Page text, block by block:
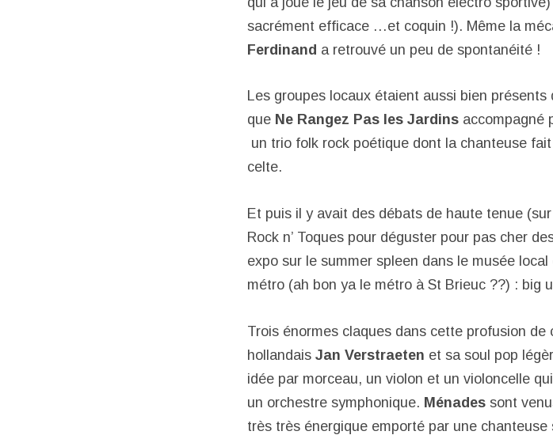
sacrément efficace …et coquin !). Même la
Ferdinand a retrouvé un peu de spontanéité !
Les groupes locaux étaient aussi bien
que Ne Rangez Pas les Jardins accompagné
un trio folk rock poétique dont la chanteuse
celte.
Et puis il y avait des débats de haute tenue
Rock n’ Toques pour déguster pour pas cher
expo sur le summer spleen dans le musée
métro (ah bon ya le métro à St Brieuc ??) : big
Trois énormes claques dans cette profusion
hollandais Jan Verstraeten et sa soul pop
idée par morceau, un violon et un violoncelle
un orchestre symphonique. Ménades sont
très très énergique emporté par une